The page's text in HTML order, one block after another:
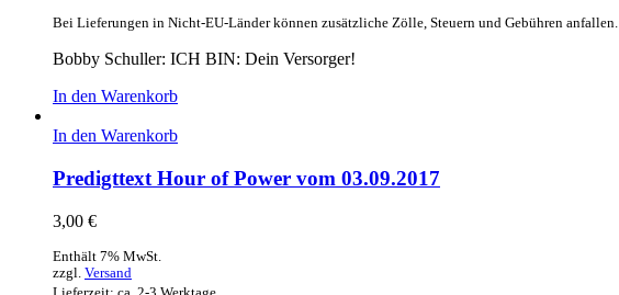
Bei Lieferungen in Nicht-EU-Länder können zusätzliche Zölle, Steuern und Gebühren anfallen.
Bobby Schuller: ICH BIN: Dein Versorger!
In den Warenkorb
In den Warenkorb
Predigttext Hour of Power vom 03.09.2017
3,00 €
Enthält 7% MwSt.
zzgl. Versand